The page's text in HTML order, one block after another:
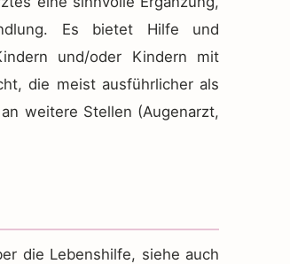
Es bietet Hilfe und
und/oder Kindern mit
die meist ausführlicher als
weitere Stellen (Augenarzt,
die Lebenshilfe, siehe auch